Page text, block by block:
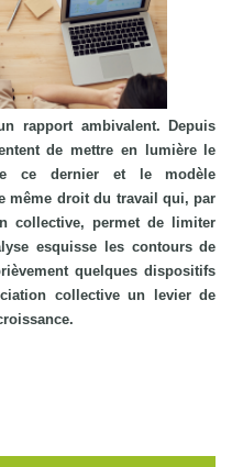
rapport ambivalent. Depuis
de mettre en lumière le
ce dernier et le modèle
même droit du travail qui, par
collective, permet de limiter
esquisse les contours de
quelques dispositifs
collective un levier de